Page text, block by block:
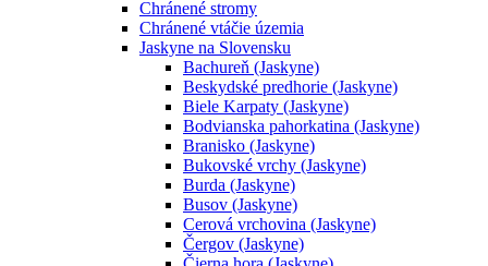
Chránené stromy
Chránené vtáčie územia
Jaskyne na Slovensku
Bachureň (Jaskyne)
Beskydské predhorie (Jaskyne)
Biele Karpaty (Jaskyne)
Bodvianska pahorkatina (Jaskyne)
Branisko (Jaskyne)
Bukovské vrchy (Jaskyne)
Burda (Jaskyne)
Busov (Jaskyne)
Cerová vrchovina (Jaskyne)
Čergov (Jaskyne)